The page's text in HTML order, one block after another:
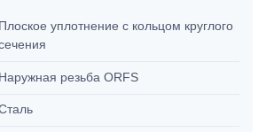
Плоское уплотнение с кольцом круглого
Наружная резьба ORFS